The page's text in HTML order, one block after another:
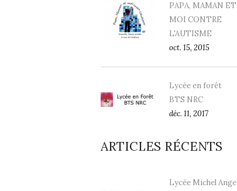
PAPA, MAMAN ET
MOI CONTRE
L'AUTISME
oct. 15, 2015
Lycée en forêt
BTS NRC
déc. 11, 2017
ARTICLES RÉCENTS
Lycée Michel Ange